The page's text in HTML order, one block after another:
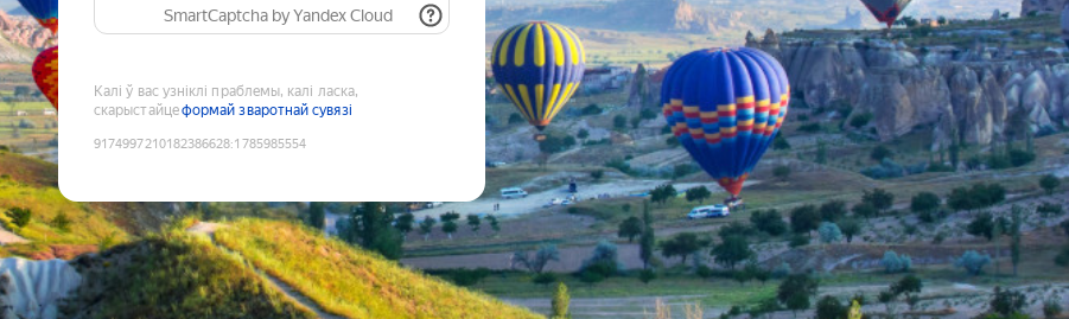
SmartCaptcha by Yandex Cloud
Калі ў вас узніклі праблемы, калі ласка,
скарыстайцеформай зваротнай сувязі
9174997210182386628:1785985554